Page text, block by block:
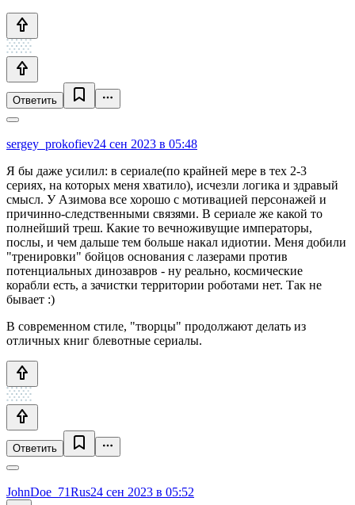
Ответить
sergey_prokofiev24 сен 2023 в 05:48
Я бы даже усилил: в сериале(по крайней мере в тех 2-3
сериях, на которых меня хватило), исчезли логика и здравый
смысл. У Азимова все хорошо с мотивацией персонажей и
причинно-следственными связями. В сериале же какой то
полнейший треш. Какие то вечноживущие императоры,
послы, и чем дальше тем больше накал идиотии. Меня добили
"тренировки" бойцов основания с лазерами против
потенциальных динозавров - ну реально, космические
корабли есть, а зачистки территории роботами нет. Так не
бывает :)
В современном стиле, "творцы" продолжают делать из
отличных книг блевотные сериалы.
Ответить
JohnDoe_71Rus24 сен 2023 в 05:52